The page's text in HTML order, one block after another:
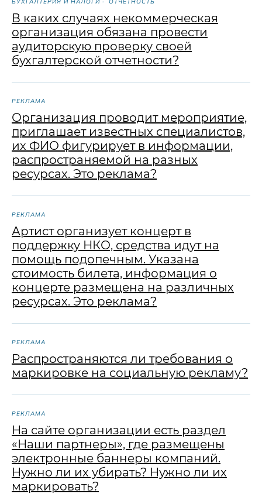
В каких случаях некоммерческая
организация обязана провести
аудиторскую проверку своей
бухгалтерской отчетности?
РЕКЛАМА
Организация проводит мероприятие,
приглашает известных специалистов,
их ФИО фигурирует в информации,
распространяемой на разных
ресурсах. Это реклама?
РЕКЛАМА
Артист организует концерт в
поддержку НКО, средства идут на
помощь подопечным. Указана
стоимость билета, информация о
концерте размещена на различных
ресурсах. Это реклама?
РЕКЛАМА
Распространяются ли требования о
маркировке на социальную рекламу?
РЕКЛАМА
На сайте организации есть раздел
«Наши партнеры», где размещены
электронные баннеры компаний.
Нужно ли их убирать? Нужно ли их
маркировать?